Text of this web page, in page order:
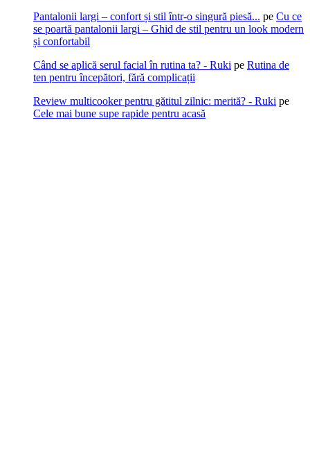
Pantalonii largi – confort și stil într-o singură piesă... pe Cu ce
se poartă pantalonii largi – Ghid de stil pentru un look modern
și confortabil
Când se aplică serul facial în rutina ta? - Ruki pe Rutina de
ten pentru începători, fără complicații
Review multicooker pentru gătitul zilnic: merită? - Ruki pe
Cele mai bune supe rapide pentru acasă